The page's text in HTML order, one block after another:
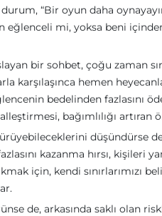
“Bir oyun daha
eğlenceli mi, yoksa beni
bir sohbet, çoğu zaman
karşılaşınca hemen
bedelinden fazlasını
bağımlılığı artıran
düşündürse
kazanma hırsı, kişileri
için, kendi sınırlarımızı
de, arkasında saklı olan